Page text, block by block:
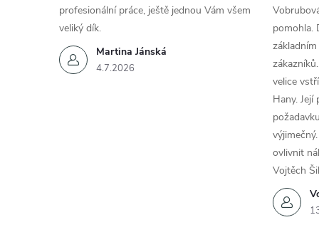
Martina Jánská
4.7.2026
profesionální práce, ještě jednou Vám všem
veliký dík.
pomohla.
velice
Hany.
ovlivnit
Vojtěch